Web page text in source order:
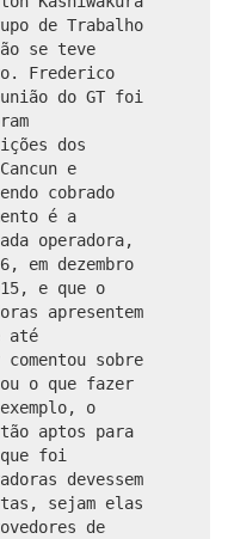
de Trabalho
se teve
Frederico
do GT foi
dos
e
cobrado
é a
operadora,
em dezembro
e que o
apresentem
até
sobre
o que fazer
o
aptos para
foi
devessem
sejam elas
de